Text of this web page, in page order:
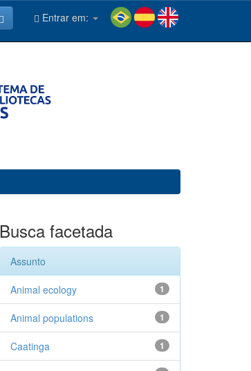
Entrar em:
Busca facetada
Assunto
1
Animal ecology
1
Animal populations
1
Caatinga